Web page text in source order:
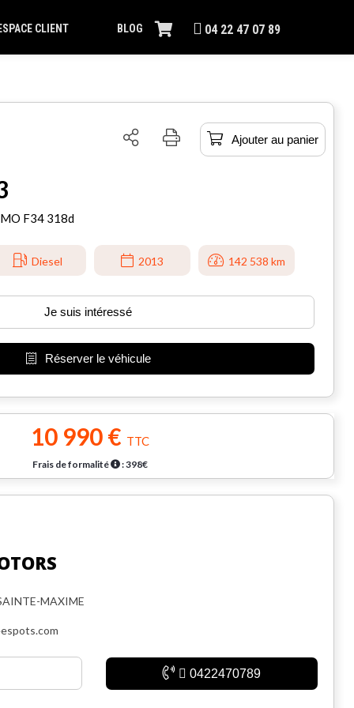
CLIENT BLOG 04 22 47 07 89
Ajouter au panier
F34 318d
Diesel 2013 142 538 km
Je suis intéressé
Réserver le véhicule
10 990 € TTC
Frais de formalité : 398€
MAXIME
0422470789